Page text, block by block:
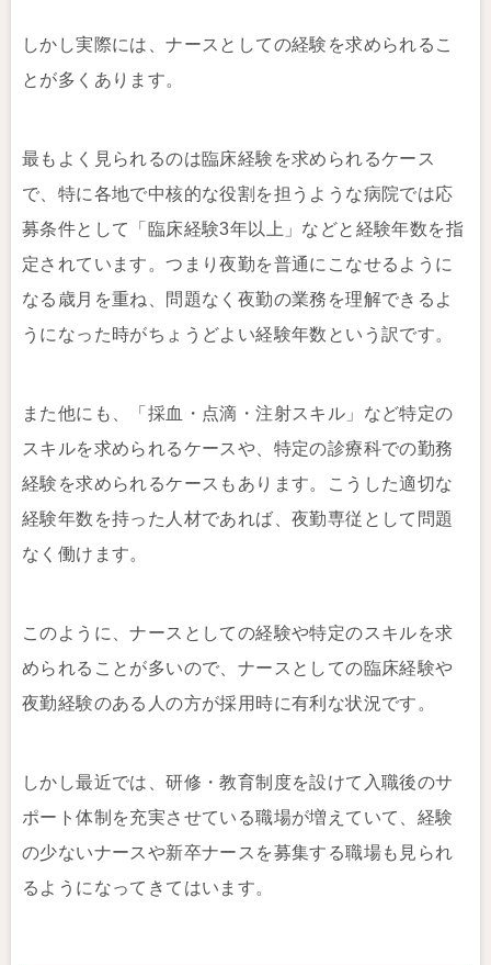
しかし実際には、ナースとしての経験を求められるこ
とが多くあります。
最もよく見られるのは臨床経験を求められるケース
で、特に各地で中核的な役割を担うような病院では応
募条件として「臨床経験3年以上」などと経験年数を指
定されています。つまり夜勤を普通にこなせるように
なる歳月を重ね、問題なく夜勤の業務を理解できるよ
うになった時がちょうどよい経験年数という訳です。
また他にも、「採血・点滴・注射スキル」など特定の
スキルを求められるケースや、特定の診療科での勤務
経験を求められるケースもあります。こうした適切な
経験年数を持った人材であれば、夜勤専従として問題
なく働けます。
このように、ナースとしての経験や特定のスキルを求
められることが多いので、ナースとしての臨床経験や
夜勤経験のある人の方が採用時に有利な状況です。
しかし最近では、研修・教育制度を設けて入職後のサ
ポート体制を充実させている職場が増えていて、経験
の少ないナースや新卒ナースを募集する職場も見られ
るようになってきてはいます。